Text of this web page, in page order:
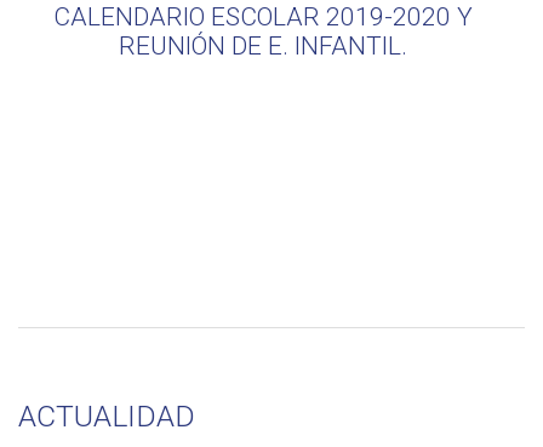
CALENDARIO ESCOLAR 2019-2020 Y
REUNIÓN DE E. INFANTIL.
ACTUALIDAD